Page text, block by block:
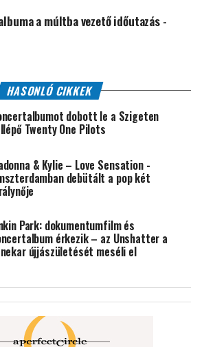
a múltba vezető időutazás -
HASONLÓ CIKKEK
dobott le a Szigeten
Twenty One Pilots
& Kylie – Love Sensation -
debütált a pop két
Park: dokumentumfilm és
érkezik – az Unshatter a
újjászületését meséli el